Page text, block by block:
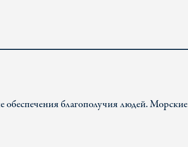
обеспечения благополучия людей. Морские